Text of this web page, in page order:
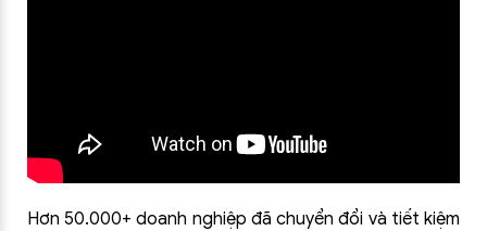
Hơn 50.000+ doanh nghiệp đã chuyển đổi và tiết kiệm